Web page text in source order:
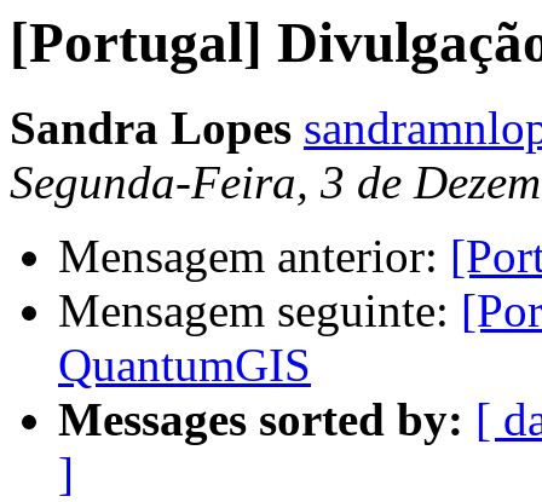
[Portugal]
Sandra Lopes
Segunda-Feira, 3 de
Mensagem anterior:
Mensagem seguinte:
QuantumGIS
Messages sorted by: [
]